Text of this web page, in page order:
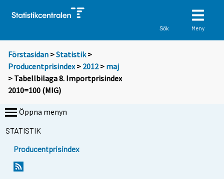
Sök Meny
Förstasidan >Statistik >
Producentprisindex> 2012> maj
> Tabellbilaga 8. Importprisindex
2010=100 (MIG)
Öppna menyn
STATISTIK
Producentprisindex